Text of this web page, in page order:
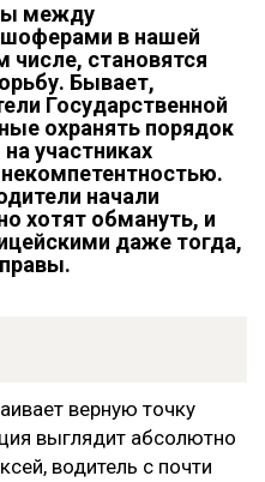
между
в нашей
числе, становятся
Бывает,
Государственной
охранять порядок
участниках
начали
хотят обмануть, и
даже тогда,
верную точку
выглядит абсолютно
водитель с почти